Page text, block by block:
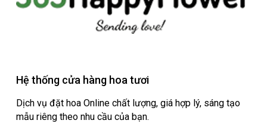
Hệ thống cửa hàng hoa tươi
Dịch vụ đặt hoa Online chất lượng, giá hợp lý, sáng tạo
mẫu riêng theo nhu cầu của bạn.